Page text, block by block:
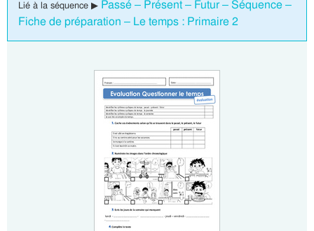
Lié à la séquence ▶ Passé – Présent – Futur – Séquence –
Fiche de préparation – Le temps : Primaire 2